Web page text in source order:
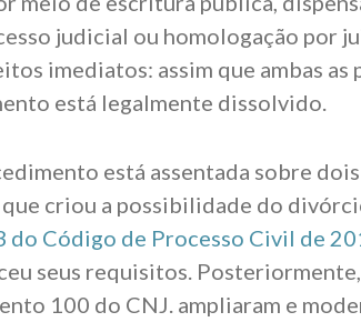
judicial ou homologação por
imediatos: assim que ambas as
está legalmente dissolvido.
está assentada sobre
, que criou a possibilidade do
do Código de Processo Civil de
seus requisitos.
100 do CNJ . ampliaram e